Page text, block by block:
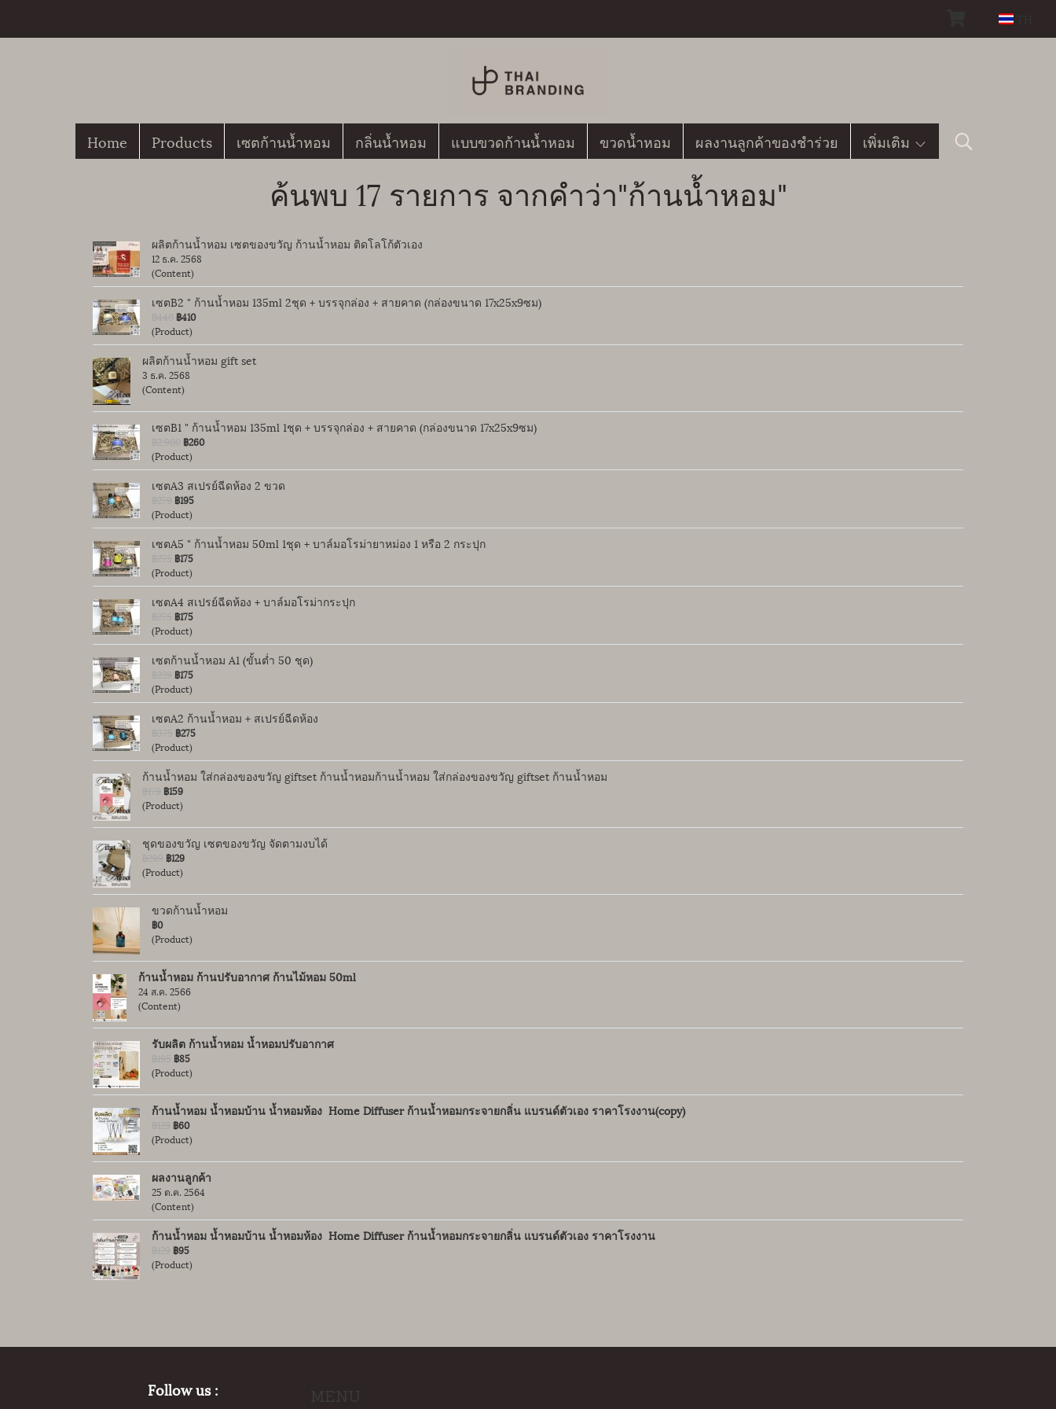
Home Products เซตก้านน้ำหอม กลิ่นน้ำหอม แบบขวดก้านน้ำหอม ขวดน้ำหอม ผลงานลูกค้าของชำร่วย เพิ่มเติม
ค้นพบ 17 รายการ จากคำว่า"ก้านน้ำหอม"
ผลิตก้านน้ำหอม เซตของขวัญ ก้านน้ำหอม ติดโลโก้ตัวเอง
12 ธ.ค. 2568
(Content)
เซตB2 " ก้านน้ำหอม 135ml 2ชุด + บรรจุกล่อง + สายคาด (กล่องขนาด 17x25x9ซม)
฿410
(Product)
ผลิตก้านน้ำหอม gift set
3 ธ.ค. 2568
(Content)
เซตB1 " ก้านน้ำหอม 135ml 1ชุด + บรรจุกล่อง + สายคาด (กล่องขนาด 17x25x9ซม)
฿260
(Product)
เซตA3 สเปรย์ฉีดห้อง 2 ขวด
฿195
(Product)
เซตA5 " ก้านน้ำหอม 50ml 1ชุด + บาล์มอโรม่ายาหม่อง 1 หรือ 2 กระปุก
฿175
(Product)
เซตA4 สเปรย์ฉีดห้อง + บาล์มอโรม่ากระปุก
฿175
(Product)
เซตก้านน้ำหอม A1 (ขั้นต่ำ 50 ชุด)
฿175
(Product)
เซตA2 ก้านน้ำหอม + สเปรย์ฉีดห้อง
฿275
(Product)
ก้านน้ำหอม ใส่กล่องของขวัญ giftset ก้านน้ำหอมก้านน้ำหอม ใส่กล่องของขวัญ giftset ก้านน้ำหอม
฿159
(Product)
ชุดของขวัญ เซตของขวัญ จัดตามงบได้
฿129
(Product)
ขวดก้านน้ำหอม
฿0
(Product)
ก้านน้ำหอม ก้านปรับอากาศ ก้านไม้หอม 50ml
24 ส.ค. 2566
(Content)
รับผลิต ก้านน้ำหอม น้ำหอมปรับอากาศ
฿85
(Product)
ก้านน้ำหอม น้ำหอมบ้าน น้ำหอมห้อง Home Diffuser ก้านน้ำหอมกระจายกลิ่น แบรนด์ตัวเอง ราคาโรงงาน(copy)
฿60
(Product)
ผลงานลูกค้า
25 ต.ค. 2564
(Content)
ก้านน้ำหอม น้ำหอมบ้าน น้ำหอมห้อง Home Diffuser ก้านน้ำหอมกระจายกลิ่น แบรนด์ตัวเอง ราคาโรงงาน
฿95
(Product)
Follow us :